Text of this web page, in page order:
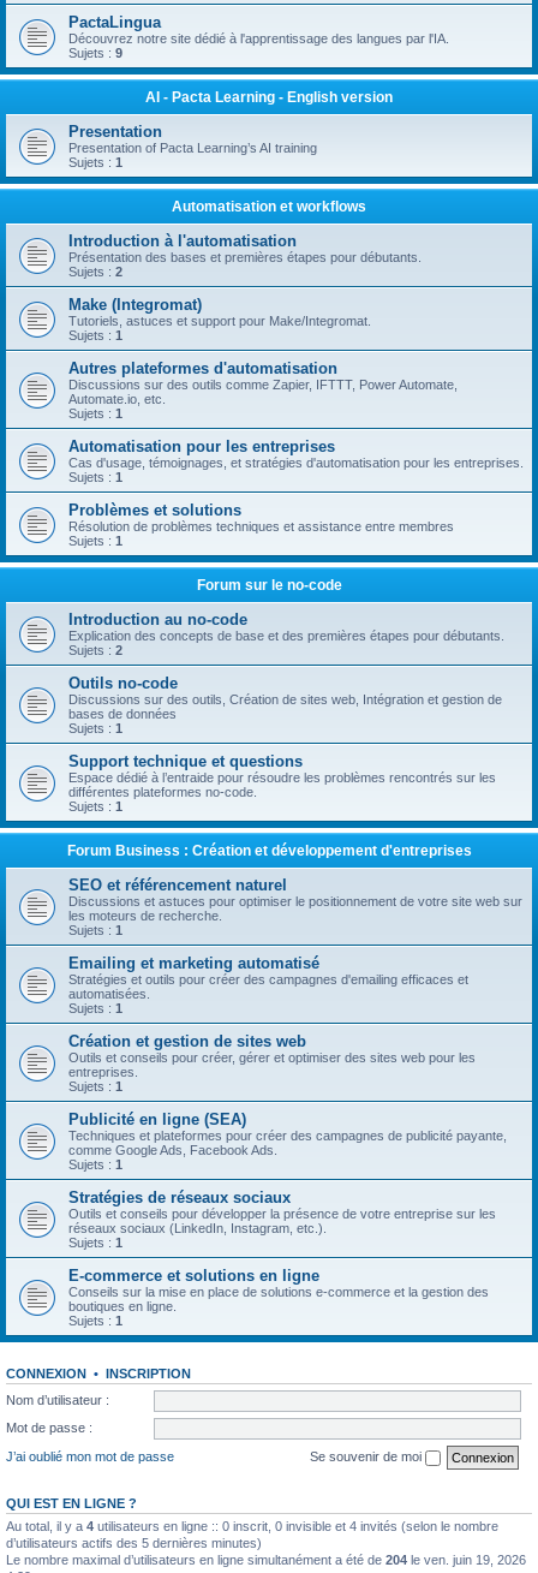
PactaLingua
Découvrez notre site dédié à l'apprentissage des langues par l'IA.
Sujets : 9
AI - Pacta Learning - English version
Presentation
Presentation of Pacta Learning’s AI training
Sujets : 1
Automatisation et workflows
Introduction à l'automatisation
Présentation des bases et premières étapes pour débutants.
Sujets : 2
Make (Integromat)
Tutoriels, astuces et support pour Make/Integromat.
Sujets : 1
Autres plateformes d'automatisation
Discussions sur des outils comme Zapier, IFTTT, Power Automate,
Automate.io, etc.
Sujets : 1
Automatisation pour les entreprises
Cas d'usage, témoignages, et stratégies d'automatisation pour les entreprises.
Sujets : 1
Problèmes et solutions
Résolution de problèmes techniques et assistance entre membres
Sujets : 1
Forum sur le no-code
Introduction au no-code
Explication des concepts de base et des premières étapes pour débutants.
Sujets : 2
Outils no-code
Discussions sur des outils, Création de sites web, Intégration et gestion de
bases de données
Sujets : 1
Support technique et questions
Espace dédié à l’entraide pour résoudre les problèmes rencontrés sur les
différentes plateformes no-code.
Sujets : 1
Forum Business : Création et développement d'entreprises
SEO et référencement naturel
Discussions et astuces pour optimiser le positionnement de votre site web sur
les moteurs de recherche.
Sujets : 1
Emailing et marketing automatisé
Stratégies et outils pour créer des campagnes d'emailing efficaces et
automatisées.
Sujets : 1
Création et gestion de sites web
Outils et conseils pour créer, gérer et optimiser des sites web pour les
entreprises.
Sujets : 1
Publicité en ligne (SEA)
Techniques et plateformes pour créer des campagnes de publicité payante,
comme Google Ads, Facebook Ads.
Sujets : 1
Stratégies de réseaux sociaux
Outils et conseils pour développer la présence de votre entreprise sur les
réseaux sociaux (LinkedIn, Instagram, etc.).
Sujets : 1
E-commerce et solutions en ligne
Conseils sur la mise en place de solutions e-commerce et la gestion des
boutiques en ligne.
Sujets : 1
CONNEXION • INSCRIPTION
Nom d’utilisateur :
Mot de passe :
J’ai oublié mon mot de passe
Se souvenir de moi
QUI EST EN LIGNE ?
Au total, il y a 4 utilisateurs en ligne :: 0 inscrit, 0 invisible et 4 invités (selon le nombre
d’utilisateurs actifs des 5 dernières minutes)
Le nombre maximal d’utilisateurs en ligne simultanément a été de 204 le ven. juin 19, 2026